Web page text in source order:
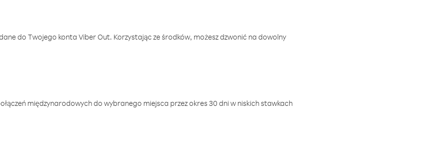
do Twojego konta Viber Out. Korzystając ze środków, możesz dzwonić na dowolny
międzynarodowych do wybranego miejsca przez okres 30 dni w niskich stawkach